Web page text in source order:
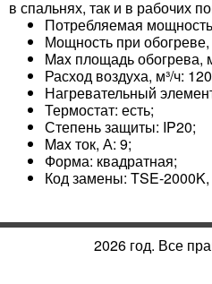
в спальнях, так и в рабочих
Потребляемая
Мощность при обогреве,
Max площадь обогрева,
Расход воздуха, м³/ч:
Нагревательный
Термостат: есть;
Степень защиты: IP20;
Max ток, А: 9;
Форма: квадратная;
Код замены: TSE-
2026 год. Все